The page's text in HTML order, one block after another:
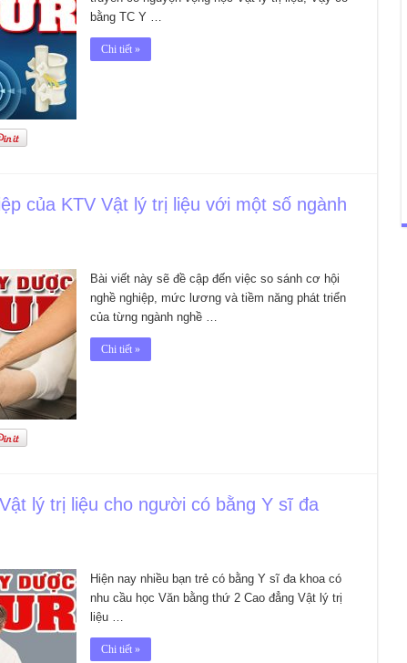
bằng TC Y …
Chi tiết »
của KTV Vật lý trị liệu với một số ngành
Bài viết này sẽ đề cập đến việc so sánh cơ hội
nghề nghiệp, mức lương và tiềm năng phát triển
của từng ngành nghề …
Chi tiết »
lý trị liệu cho người có bằng Y sĩ đa
Hiện nay nhiều bạn trẻ có bằng Y sĩ đa khoa có
nhu cầu học Văn bằng thứ 2 Cao đẳng Vật lý trị
liệu …
Chi tiết »